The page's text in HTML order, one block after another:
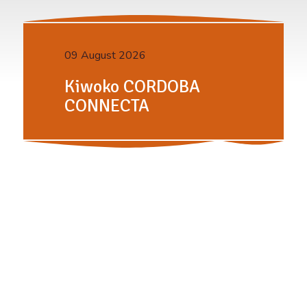
09 August 2026
Kiwoko CORDOBA
CONNECTA